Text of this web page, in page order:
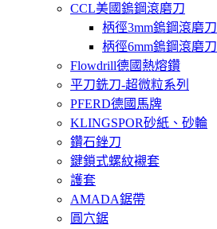
CCL美國鎢鋼滾磨刀
柄徑3mm鎢鋼滾磨刀
柄徑6mm鎢鋼滾磨刀
Flowdrill德國熱熔鑽
平刀銑刀-超微粒系列
PFERD德國馬牌
KLINGSPOR砂紙、砂輪
鑽石銼刀
鍵鎖式螺紋襯套
護套
AMADA鋸帶
圓穴鋸